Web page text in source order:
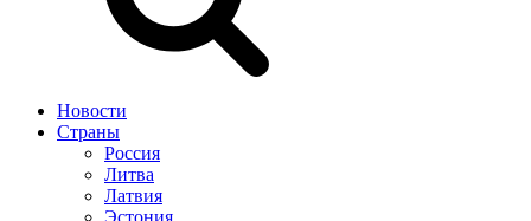
Новости
Страны
Россия
Литва
Латвия
Эстония